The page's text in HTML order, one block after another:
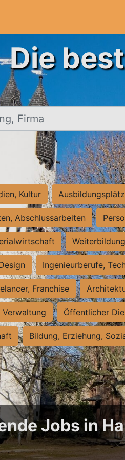
Die
Kultur
Abschlussarbeiten
Ingenieurberufe,
Franchise
Öffentlicher
Bildung, Erziehung,
Jobs in